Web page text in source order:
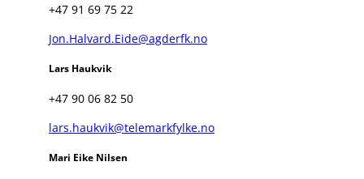
+47 91 69 75 22
Jon.Halvard.Eide@agderfk.no
Lars Haukvik
+47 90 06 82 50
lars.haukvik@telemarkfylke.no
Mari Eike Nilsen